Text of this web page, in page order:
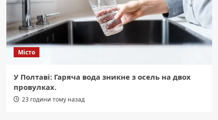
Місто
У Полтаві: Гаряча вода зникне з осель на двох
провулках.
23 години тому назад